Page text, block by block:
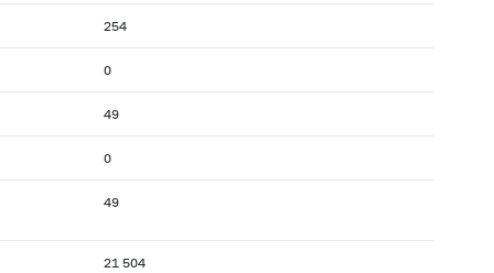
254
0
49
0
49
21 504